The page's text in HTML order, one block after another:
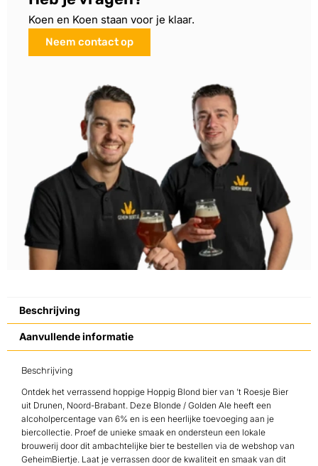
Koen en Koen staan voor je klaar.
Neem contact op
Beschrijving
Aanvullende informatie
Beschrijving
Ontdek het verrassend hoppige Hoppig Blond bier van ’t Roesje Bier
uit Drunen, Noord-Brabant. Deze Blonde / Golden Ale heeft een
alcoholpercentage van 6% en is een heerlijke toevoeging aan je
biercollectie. Proef de unieke smaak en ondersteun een lokale
brouwerij door dit ambachtelijke bier te bestellen via de webshop van
GeheimBiertje. Laat je verrassen door de kwaliteit en smaak van dit